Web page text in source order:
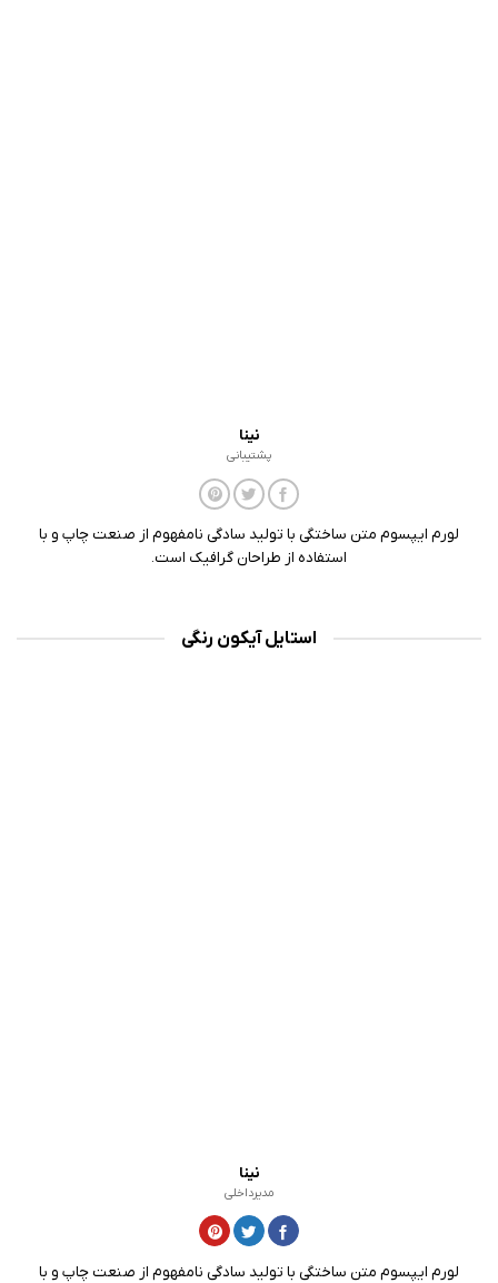
نینا
پشتیبانی
لورم ایپسوم متن ساختگی با تولید سادگی نامفهوم از صنعت چاپ و با
استفاده از طراحان گرافیک است.
استایل آیکون رنگی
نینا
مدیرداخلی
لورم ایپسوم متن ساختگی با تولید سادگی نامفهوم از صنعت چاپ و با